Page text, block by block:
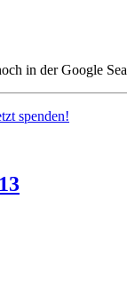
in der Google
spenden!